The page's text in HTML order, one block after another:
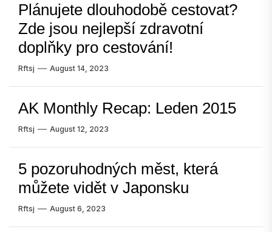
Plánujete dlouhodobě cestovat?
Zde jsou nejlepší zdravotní
doplňky pro cestování!
Rftsj August 14, 2023
AK Monthly Recap: Leden 2015
Rftsj August 12, 2023
5 pozoruhodných měst, která
můžete vidět v Japonsku
Rftsj August 6, 2023